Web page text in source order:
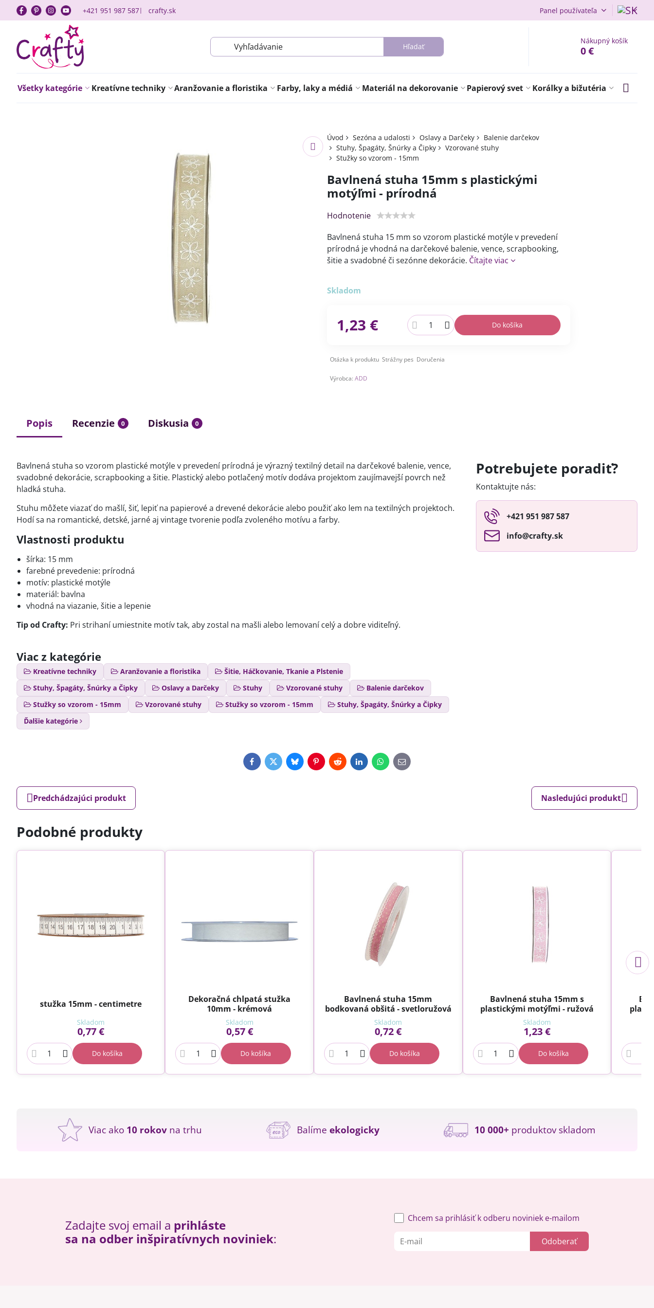
+421 951 987 587 crafty.sk Panel používateľa
Hľadať
Nákupný košík
0 €
Všetky kategórie Kreatívne techniky Aranžovanie a floristika Farby, laky a médiá Materiál na dekorovanie Papierový svet Korálky a bižutéria
Úvod Sezóna a udalosti Oslavy a Darčeky
Balenie darčekov
Stuhy, Špagáty, Šnúrky a Čipky
Vzorované stuhy
Stužky so vzorom - 15mm
Bavlnená stuha 15mm s plastickými
motýľmi - prírodná
Hodnotenie
Bavlnená stuha 15 mm so vzorom plastické motýle v prevedení
prírodná je vhodná na darčekové balenie, vence, scrapbooking,
šitie a svadobné či sezónne dekorácie. Čítajte viac
Skladom
1,23 € Do košíka
Otázka k produktu Strážny pes Doručenia
Výrobca: ADD
Popis Recenzie 0 Diskusia 0
Bavlnená stuha so vzorom plastické motýle v prevedení prírodná je výrazný textilný detail na darčekové balenie, vence,
svadobné dekorácie, scrapbooking a šitie. Plastický alebo potlačený motív dodáva projektom zaujímavejší povrch než
hladká stuha.
Stuhu môžete viazať do mašlí, šiť, lepiť na papierové a drevené dekorácie alebo použiť ako lem na textilných projektoch.
Hodí sa na romantické, detské, jarné aj vintage tvorenie podľa zvoleného motívu a farby.
Vlastnosti produktu
šírka: 15 mm
farebné prevedenie: prírodná
motív: plastické motýle
materiál: bavlna
vhodná na viazanie, šitie a lepenie
Tip od Crafty: Pri strihaní umiestnite motív tak, aby zostal na mašli alebo lemovaní celý a dobre viditeľný.
Viac z kategórie
Kreatívne techniky Aranžovanie a floristika
Šitie, Háčkovanie, Tkanie a Plstenie
Stuhy, Špagáty, Šnúrky a Čipky
Oslavy a Darčeky Stuhy Vzorované stuhy
Balenie darčekov
Stužky so vzorom - 15mm
Vzorované stuhy Stužky so vzorom - 15mm
Stuhy, Špagáty, Šnúrky a Čipky
Ďalšie kategórie
Potrebujete poradiť?
Kontaktujte nás:
+421 951 987 587
info​@crafty​.sk
FacebookTwitterBlueskyPinterestRedditLinkedInWhatsApp
E-
mail
Predchádzajúci produkt Nasledujúci produkt
Podobné produkty
stužka 15mm - centimetre
Skladom
0,77 €
Do košíka
Dekoračná chlpatá stužka
10mm - krémová
Skladom
0,57 €
Do košíka
Bavlnená stuha 15mm
bodkovaná obšitá - svetloružová
Skladom
0,72 €
Do košíka
Bavlnená stuha 15mm s
plastickými motýľmi - ružová
Skladom
1,23 €
Do košíka
Viac ako 10 rokov na trhu Balíme ekologicky 10 000+ produktov skladom
Zadajte svoj email a prihláste
sa na odber inšpiratívnych noviniek: Odoberať
Chcem sa prihlásiť k odberu noviniek e-mailom